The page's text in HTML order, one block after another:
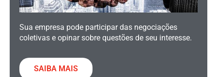
Sua empresa pode participar das negociações
coletivas e opinar sobre questões de seu interesse.
SAIBA MAIS